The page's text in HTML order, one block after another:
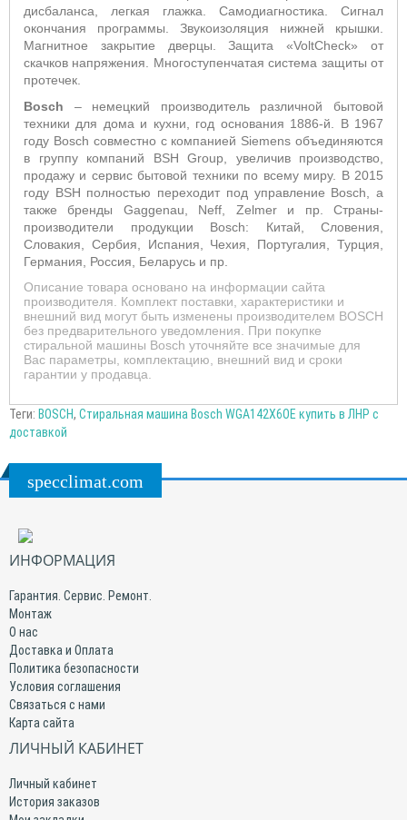
дисбаланса, легкая глажка. Самодиагностика. Сигнал
окончания программы. Звукоизоляция нижней крышки.
Магнитное закрытие дверцы. Защита «VoltCheck» от
скачков напряжения. Многоступенчатая система защиты от
протечек.
Bosch – немецкий производитель различной бытовой
техники для дома и кухни, год основания 1886-й. В 1967
году Bosch совместно с компанией Siemens объединяются
в группу компаний BSH Group, увеличив производство,
продажу и сервис бытовой техники по всему миру. В 2015
году BSH полностью переходит под управление Bosch , а
также бренды Gaggenau Neff Zelmerи пр. Страны-
производители продукции Bosch: Китай, Словения,
Словакия, Сербия, Испания, Чехия, Португалия, Турция,
Германия, Россия, Беларусь и пр.
Описание товара основано на информации сайта
производителя. Комплект поставки, характеристики и
внешний вид могут быть изменены производителем BOSCH
без предварительного уведомления. При покупке
стиральной машины Bosch уточняйте все значимые для
Вас параметры, комплектацию, внешний вид и сроки
гарантии у продавца.
Теги: BOSCH, Стиральная машина Bosch WGA142X6OE купить в ЛНР с
доставкой
specclimat.com
ИНФОРМАЦИЯ
Гарантия. Сервис. Ремонт.
Монтаж
О нас
Доставка и Оплата
Политика безопасности
Условия соглашения
Связаться с нами
Карта сайта
ЛИЧНЫЙ КАБИНЕТ
Личный кабинет
История заказов